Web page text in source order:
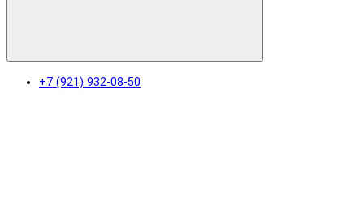
+7 (921) 932-08-50